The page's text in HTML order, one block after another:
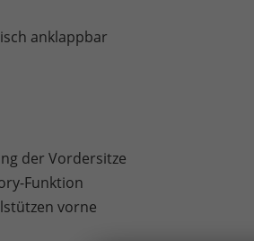
anklappbar
der Vordersitze
Funktion
vorne